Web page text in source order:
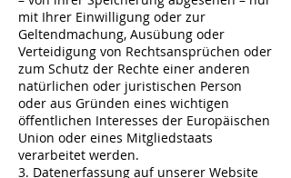
mit Ihrer Einwilligung oder zur
Geltendmachung, Ausübung oder
Verteidigung von Rechtsansprüchen oder
zum Schutz der Rechte einer anderen
natürlichen oder juristischen Person
oder aus Gründen eines wichtigen
öffentlichen Interesses der Europäischen
Union oder eines Mitgliedstaats
verarbeitet werden.
3. Datenerfassung auf unserer Website